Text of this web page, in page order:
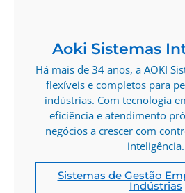
Aoki Sistemas
Há mais de 34 anos, a AOKI
flexíveis e completos para
indústrias. Com tecnologia
eficiência e atendimento
negócios a crescer com
inteligência.
Sistemas de Gestão
Indústrias